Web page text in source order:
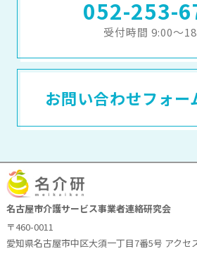
052-253-
受付時間 9:00～
お問い合わせフォー
名古屋市介護サービス事業者連絡研究会
〒460-0011
愛知県名古屋市中区大須一丁目7番5号 アクセ